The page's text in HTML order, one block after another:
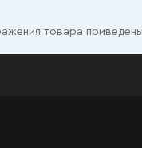
товара